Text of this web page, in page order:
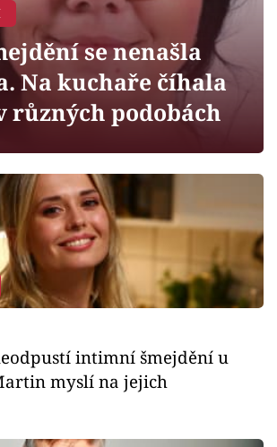
Karlovy Vary
se nenašla
Na kuchaře číhala
různých podobách
intimní šmejdění u
myslí na jejich